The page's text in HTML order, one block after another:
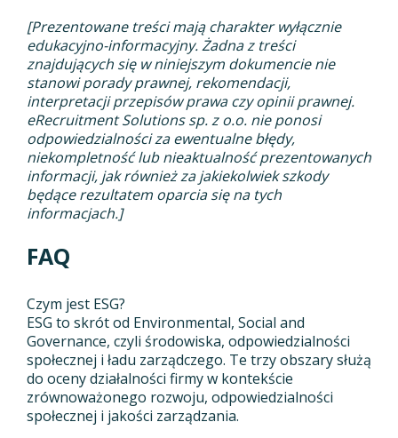
[Prezentowane treści mają charakter wyłącznie
edukacyjno-informacyjny. Żadna z treści
znajdujących się w niniejszym dokumencie nie
stanowi porady prawnej, rekomendacji,
interpretacji przepisów prawa czy opinii prawnej.
eRecruitment Solutions sp. z o.o. nie ponosi
odpowiedzialności za ewentualne błędy,
niekompletność lub nieaktualność prezentowanych
informacji, jak również za jakiekolwiek szkody
będące rezultatem oparcia się na tych
informacjach.]
FAQ
Czym jest ESG?
ESG to skrót od Environmental, Social and
Governance, czyli środowiska, odpowiedzialności
społecznej i ładu zarządczego. Te trzy obszary służą
do oceny działalności firmy w kontekście
zrównoważonego rozwoju, odpowiedzialności
społecznej i jakości zarządzania.